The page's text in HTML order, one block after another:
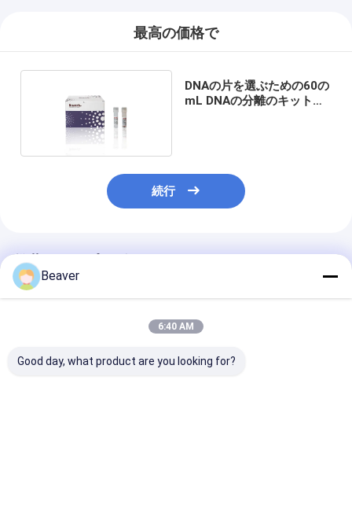
最高の価格で
DNAの片を選ぶための60の
mL DNAの分離のキットの
続行
推薦されたプロダクト
Beaver
6:40 AM
Good day, what product are you looking for?